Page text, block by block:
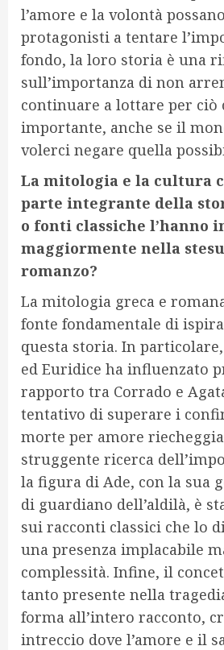
l’amore e la volontà
protagonisti a tentare
fondo, la loro storia è una
sull’importanza di non
continuare a lottare per ciò
importante, anche se il
volerci negare quella
La mitologia e la cultura
parte integrante della
o fonti classiche l’hanno
maggiormente nella
romanzo?
La mitologia greca e
fonte fondamentale di
questa storia. In
ed Euridice ha influenzato
rapporto tra Corrado e
tentativo di superare i
morte per amore
struggente ricerca
la figura di Ade, con la sua
di guardiano dell’aldilà, è
sui racconti classici che lo
una presenza implacabile
complessità. Infine, il
tanto presente nella
forma all’intero racconto,
intreccio dove l’amore e il